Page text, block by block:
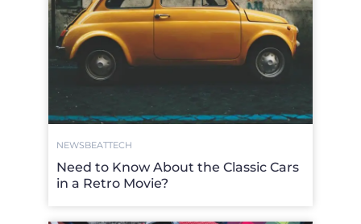
NEWSBEATTECH
Need to Know About the Classic Cars
in a Retro Movie?